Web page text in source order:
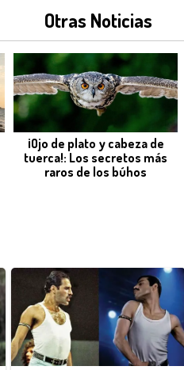
Otras Noticias
¡Ojo de plato y cabeza de
tuerca!: Los secretos más
raros de los búhos